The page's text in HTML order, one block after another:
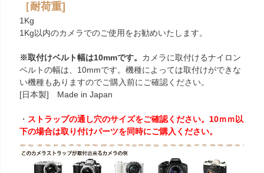
［耐荷重]
1Kg
1Kg以内のカメラでのご使用をお勧めいたします。
※取付けベルト幅は10mmです。 カメラに取付けるナイロン
ベルトの幅は、10mmです。機種によっては取付けができな
い機種もありますのでご購入前にご確認ください。
[日本製] Made in Japan
・ ストラップの通し穴のサイズをご確認ください。10ｍｍ以
下の場合は取り付けパーツを同時にご購入ください。